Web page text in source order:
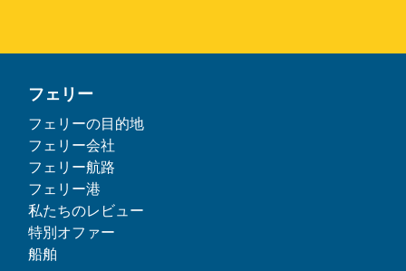
フェリー
フェリーの目的地
フェリー会社
フェリー航路
フェリー港
私たちのレビュー
特別オファー
船舶